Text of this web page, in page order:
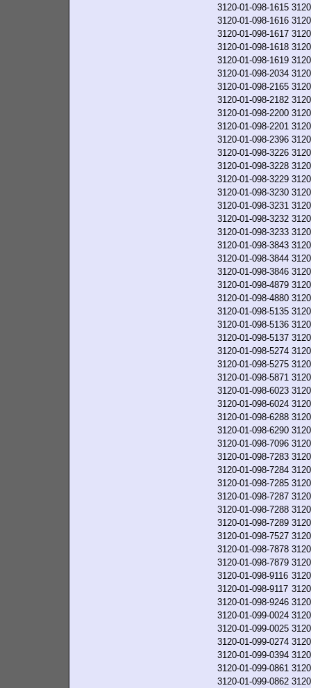
3120-01-098-1615
3120-01-098-1616
3120-01-098-1617
3120-01-098-1618
3120-01-098-1619
3120-01-098-2034
3120-01-098-2165
3120-01-098-2182
3120-01-098-2200
3120-01-098-2201
3120-01-098-2396
3120-01-098-3226
3120-01-098-3228
3120-01-098-3229
3120-01-098-3230
3120-01-098-3231
3120-01-098-3232
3120-01-098-3233
3120-01-098-3843
3120-01-098-3844
3120-01-098-3846
3120-01-098-4879
3120-01-098-4880
3120-01-098-5135
3120-01-098-5136
3120-01-098-5137
3120-01-098-5274
3120-01-098-5275
3120-01-098-5871
3120-01-098-6023
3120-01-098-6024
3120-01-098-6288
3120-01-098-6290
3120-01-098-7096
3120-01-098-7283
3120-01-098-7284
3120-01-098-7285
3120-01-098-7287
3120-01-098-7288
3120-01-098-7289
3120-01-098-7527
3120-01-098-7878
3120-01-098-7879
3120-01-098-9116
3120-01-098-9117
3120-01-098-9246
3120-01-099-0024
3120-01-099-0025
3120-01-099-0274
3120-01-099-0394
3120-01-099-0861
3120-01-099-0862